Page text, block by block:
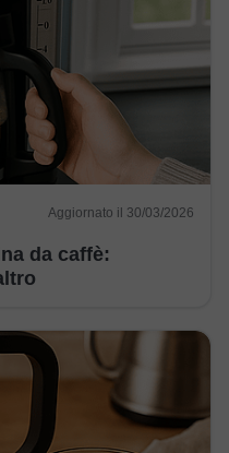
Aggiornato il 30/03/2026
da caffè: